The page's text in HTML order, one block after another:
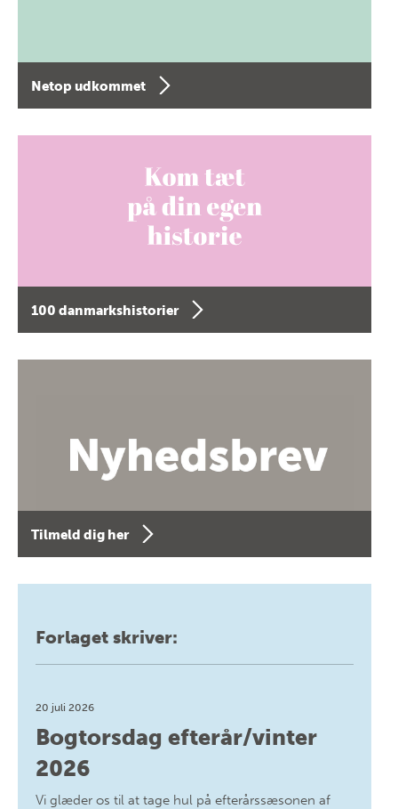
Netop udkommet
100 danmarkshistorier
Tilmeld dig her
Forlaget skriver:
20 juli 2026
Bogtorsdag efterår/vinter
2026
Vi glæder os til at tage hul på efterårssæsonen af